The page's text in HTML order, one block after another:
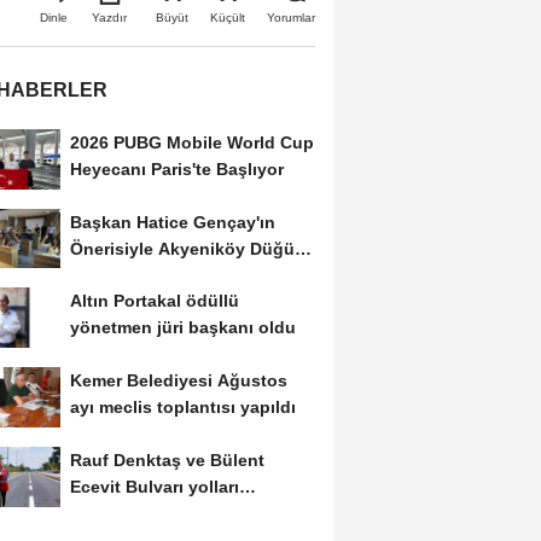
Dinle Yazdır Büyüt Küçült Yorumlar
2026 PUBG Mobile World Cup
Heyecanı Paris'te Başlıyor
Başkan Hatice Gençay'ın
Önerisiyle Akyeniköy Düğün
Altın Portakal ödüllü
yönetmen jüri başkanı oldu
Kemer Belediyesi Ağustos
ayı meclis toplantısı yapıldı
Rauf Denktaş ve Bülent
Ecevit Bulvarı yolları